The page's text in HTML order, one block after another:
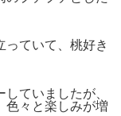
っていて、桃好き
ていましたが、
色々と楽しみが増